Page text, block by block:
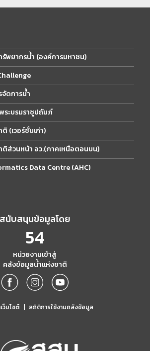
พยากรน้ำ (องค์การมหาชน)
ดการน้ำ
ะบรมราชูปถัมภ์
(เวอร์ชั่นเก่า)
ส่วนหน้า อว.(ภาคเหนือตอนบน)
Data Centre (AHC)
สนับสนุนข้อมูลโดย
54
หน่วยงานเข้าสู่
คลังข้อมูลน้ำแห่งชาติ
ว็บไซต์ | สถิติการใช้งานคลังข้อมูล